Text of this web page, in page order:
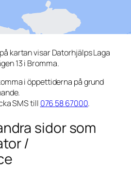
kartan visar Datorhjälps Laga
13 i Bromma.
i öppettiderna på grund
SMS till 076 58 67000.
sidor som
/